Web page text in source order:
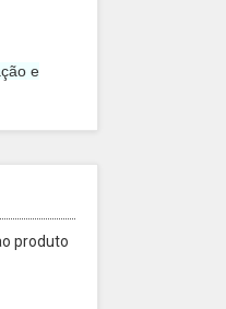
e
produto